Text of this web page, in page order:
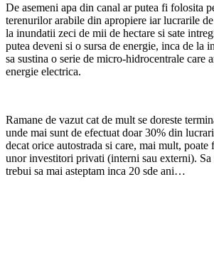
De asemeni apa din canal ar putea fi folosita
terenurilor arabile din apropiere iar lucrarile
la inundatii zeci de mii de hectare si sate
putea deveni si o sursa de energie, inca de la
sa sustina o serie de micro-hidrocentrale care
energie electrica.
Ramane de vazut cat de mult se doreste
unde mai sunt de efectuat doar 30% din
decat orice autostrada si care, mai mult, poate
unor investitori privati (interni sau externi). Sa
trebui sa mai asteptam inca 20 sde ani…